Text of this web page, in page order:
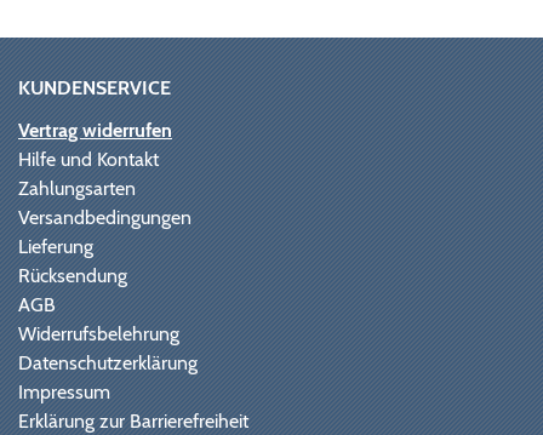
KUNDENSERVICE
Vertrag widerrufen
Hilfe und Kontakt
Zahlungsarten
Versandbedingungen
Lieferung
Rücksendung
AGB
Widerrufsbelehrung
Datenschutzerklärung
Impressum
Erklärung zur Barrierefreiheit